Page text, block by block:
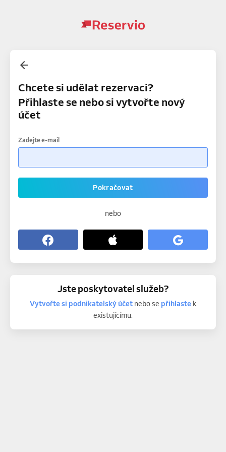
Chcete si udělat rezervaci?
Přihlaste se nebo si vytvořte nový
účet
Zadejte e-mail
Pokračovat
nebo
Jste poskytovatel služeb?
Vytvořte si podnikatelský účetnebo se přihlastek
existujícímu.